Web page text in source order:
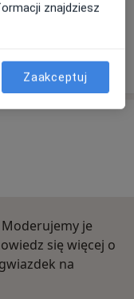
Kraków
je
się więcej o
na
znajdziesz
Zaakceptuj